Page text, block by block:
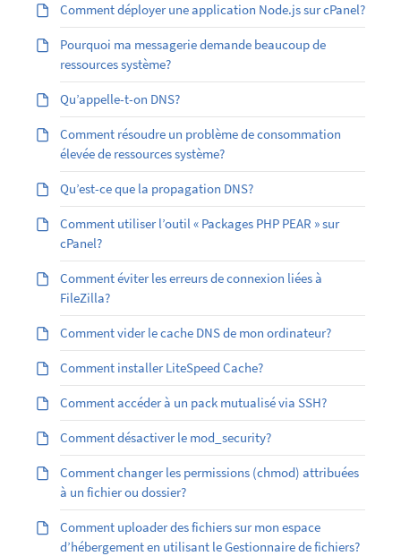
Comment déployer une application Node.js sur cPanel?
Pourquoi ma messagerie demande beaucoup de
ressources système?
Qu’appelle-t-on DNS?
Comment résoudre un problème de consommation
élevée de ressources système?
Qu’est-ce que la propagation DNS?
Comment utiliser l’outil « Packages PHP PEAR » sur
cPanel?
Comment éviter les erreurs de connexion liées à
FileZilla?
Comment vider le cache DNS de mon ordinateur?
Comment installer LiteSpeed Cache?
Comment accéder à un pack mutualisé via SSH?
Comment désactiver le mod_security?
Comment changer les permissions (chmod) attribuées
à un fichier ou dossier?
Comment uploader des fichiers sur mon espace
d’hébergement en utilisant le Gestionnaire de fichiers?